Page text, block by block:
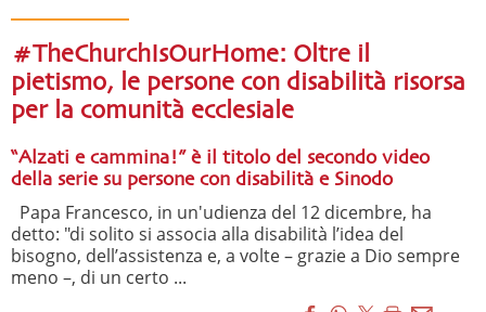
#TheChurchIsOurHome: Oltre il
pietismo, le persone con disabilità risorsa
per la comunità ecclesiale
“Alzati e cammina!” è il titolo del secondo video
della serie su persone con disabilità e Sinodo
Papa Francesco, in un'udienza del 12 dicembre, ha
detto: "di solito si associa alla disabilità l’idea del
bisogno, dell’assistenza e, a volte – grazie a Dio sempre
meno –, di un certo ...